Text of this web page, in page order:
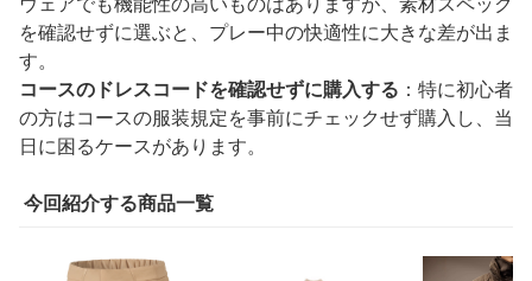
を確認せずに選ぶと、プレー中の快適性に大きな差が出ま
す。
コースのドレスコードを確認せずに購入する ：特に初心者
の方はコースの服装規定を事前にチェックせず購入し、当
日に困るケースがあります。
今回紹介する商品一覧